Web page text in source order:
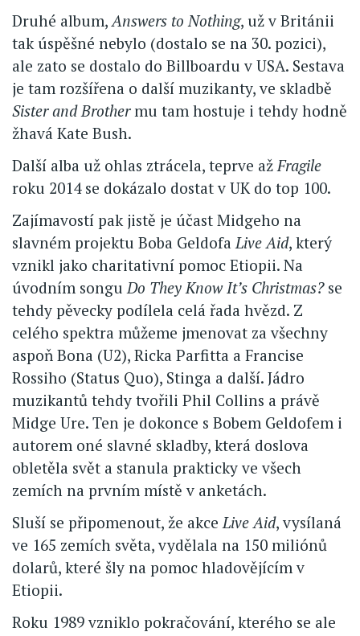
Druhé album,Answers to Nothing, už v Británii
tak úspěšné nebylo (dostalo se na 30. pozici),
ale zato se dostalo do Billboardu v USA. Sestava
je tam rozšířena o další muzikanty, ve skladbě
Sister and Brothermu tam hostuje i tehdy hodně
žhavá Kate Bush.
Další alba už ohlas ztrácela, teprve ažFragile
roku 2014 se dokázalo dostat v UK do top 100.
Zajímavostí pak jistě je účast Midgeho na
slavném projektu Boba GeldofaLive Aid, který
vznikl jako charitativní pomoc Etiopii. Na
úvodním songuDo They Know It’s Christmas?se
tehdy pěvecky podílela celá řada hvězd. Z
celého spektra můžeme jmenovat za všechny
aspoň Bona (U2), Ricka Parfitta a Francise
Rossiho (Status Quo), Stinga a další. Jádro
muzikantů tehdy tvořili Phil Collins a právě
Midge Ure. Ten je dokonce s Bobem Geldofem i
autorem oné slavné skladby, která doslova
obletěla svět a stanula prakticky ve všech
zemích na prvním místě v anketách.
Sluší se připomenout, že akceLive Aid, vysílaná
ve 165 zemích světa, vydělala na 150 miliónů
dolarů, které šly na pomoc hladovějícím v
Etiopii.
Roku 1989 vzniklo pokračování, kterého se ale